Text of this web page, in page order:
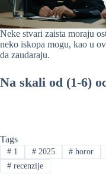
Neke stvari zaista moraju
neko iskopa mogu, kao u
da zaudaraju.
Na skali od (1-6)
Tags
#1 #2025 # horor
#recenzije